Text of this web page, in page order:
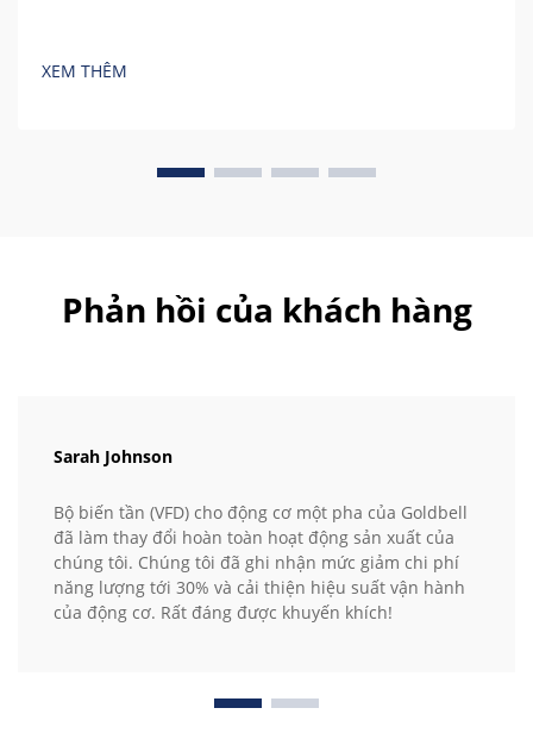
XEM THÊM
Phản hồi của khách hàng
Sarah Johnson
Bộ biến tần (VFD) cho động cơ một pha của Goldbell
đã làm thay đổi hoàn toàn hoạt động sản xuất của
chúng tôi. Chúng tôi đã ghi nhận mức giảm chi phí
năng lượng tới 30% và cải thiện hiệu suất vận hành
của động cơ. Rất đáng được khuyến khích!